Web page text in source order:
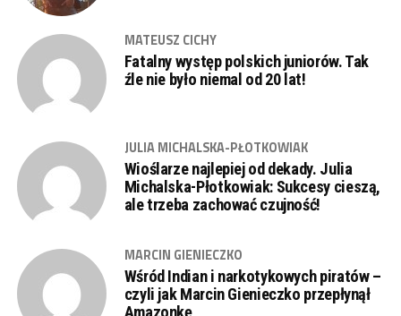
MATEUSZ CICHY
Fatalny występ polskich juniorów. Tak
źle nie było niemal od 20 lat!
JULIA MICHALSKA-PŁOTKOWIAK
Wioślarze najlepiej od dekady. Julia
Michalska-Płotkowiak: Sukcesy cieszą,
ale trzeba zachować czujność!
MARCIN GIENIECZKO
Wśród Indian i narkotykowych piratów –
czyli jak Marcin Gienieczko przepłynął
Amazonkę